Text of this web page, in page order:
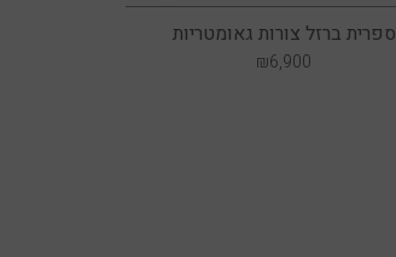
ספרית ברזל צורות גאומטריות
₪6,900